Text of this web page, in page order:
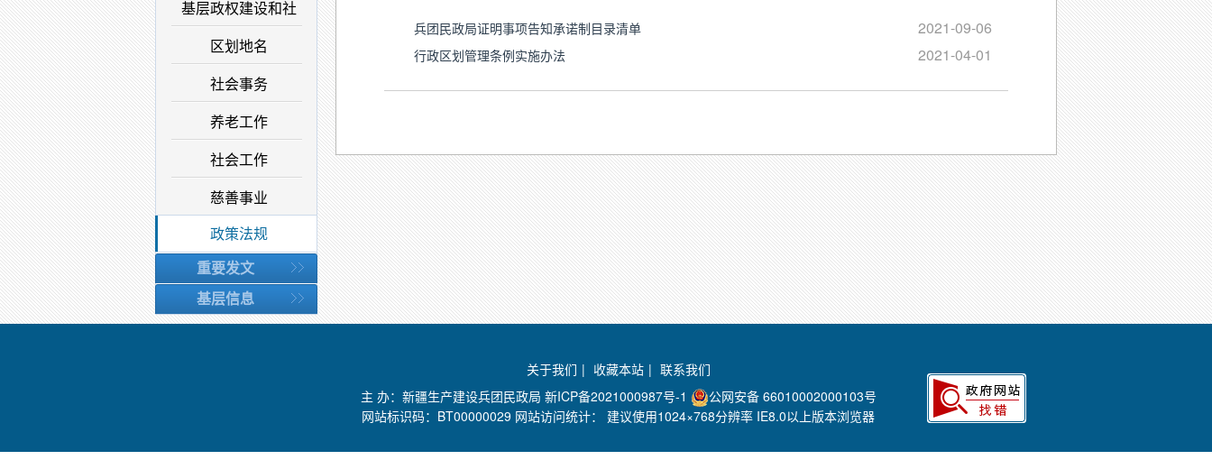
基层政权建设和社
区划地名
社会事务
养老工作
社会工作
慈善事业
政策法规
重要发文
基层信息
兵团民政局证明事项告知承诺制目录清单 2021-09-06
行政区划管理条例实施办法 2021-04-01
关于我们 | 收藏本站 | 联系我们
主 办：新疆生产建设兵团民政局 新ICP备2021000987号-1
公网安备 66010002000103号
网站标识码：BT00000029 网站访问统计：建议使用1024×768分辨率 IE8.0以上版本浏览器